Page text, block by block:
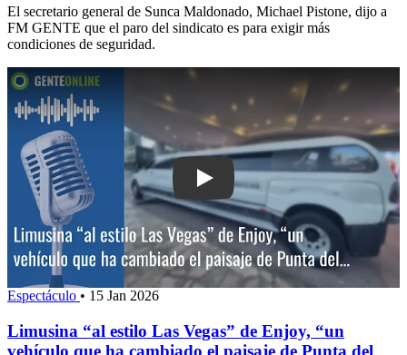
El secretario general de Sunca Maldonado, Michael Pistone, dijo a
FM GENTE que el paro del sindicato es para exigir más
condiciones de seguridad.
Play: Limusina “al estilo Las Vegas”
Espectáculo • 15 Jan 2026
Limusina “al estilo Las Vegas” de Enjoy, “un
vehículo que ha cambiado el paisaje de Punta del